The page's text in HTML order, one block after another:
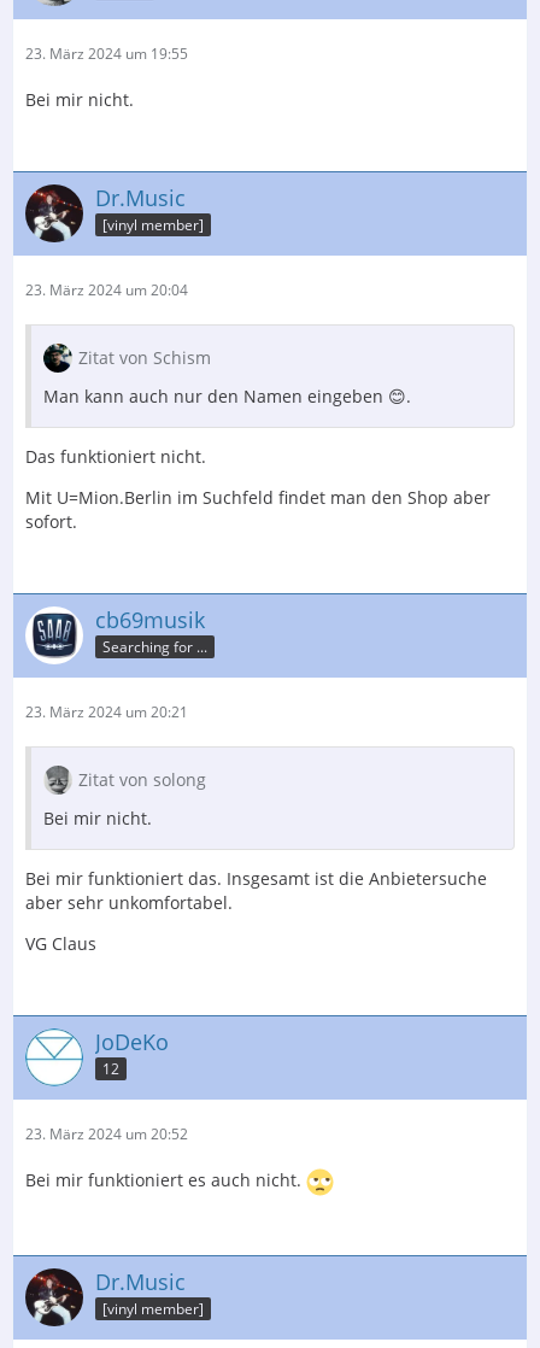
23. März 2024 um 19:55
Bei mir nicht.
Dr.Music
[vinyl member]
23. März 2024 um 20:04
Zitat von Schism
Man kann auch nur den Namen eingeben 😊.
Das funktioniert nicht.
Mit U=Mion.Berlin im Suchfeld findet man den Shop aber
sofort.
cb69musik
Searching for ...
23. März 2024 um 20:21
Zitat von solong
Bei mir nicht.
Bei mir funktioniert das. Insgesamt ist die Anbietersuche
aber sehr unkomfortabel.
VG Claus
JoDeKo
12
23. März 2024 um 20:52
Bei mir funktioniert es auch nicht.
Dr.Music
[vinyl member]